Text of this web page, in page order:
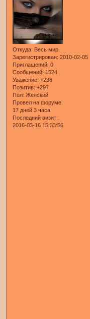
Откуда: Весь мир.
Зарегистрирован: 2010-02-05
Приглашений: 0
Сообщений: 1524
Уважение: +236
Позитив: +297
Пол: Женский
Провел на форуме:
17 дней 3 часа
Последний визит:
2016-03-16 15:33:56